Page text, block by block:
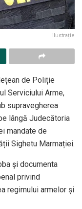
ilustrație
de Poliție
Serviciului Arme,
supravegherea
lângă Judecătoria
mandate de
Sighetu Marmației.
și documenta
privind
regimului armelor și